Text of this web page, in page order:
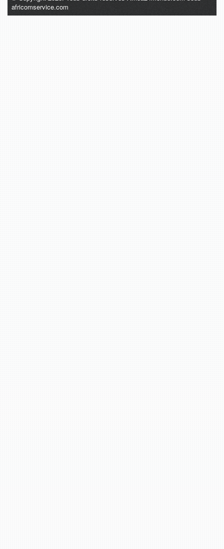
africomservice.com